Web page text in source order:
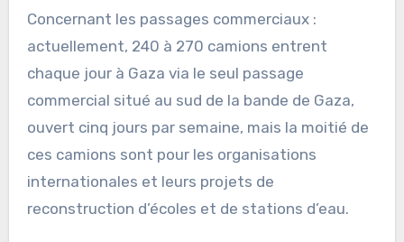
Concernant les passages commerciaux :
actuellement, 240 à 270 camions entrent
chaque jour à Gaza via le seul passage
commercial situé au sud de la bande de Gaza,
ouvert cinq jours par semaine, mais la moitié de
ces camions sont pour les organisations
internationales et leurs projets de
reconstruction d’écoles et de stations d’eau.